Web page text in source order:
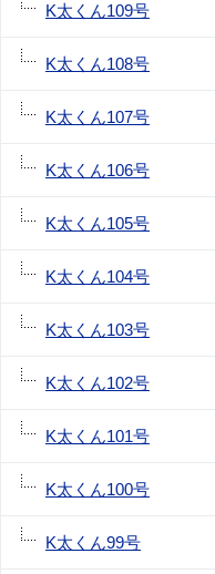
K太くん109号
K太くん108号
K太くん107号
K太くん106号
K太くん105号
K太くん104号
K太くん103号
K太くん102号
K太くん101号
K太くん100号
K太くん99号